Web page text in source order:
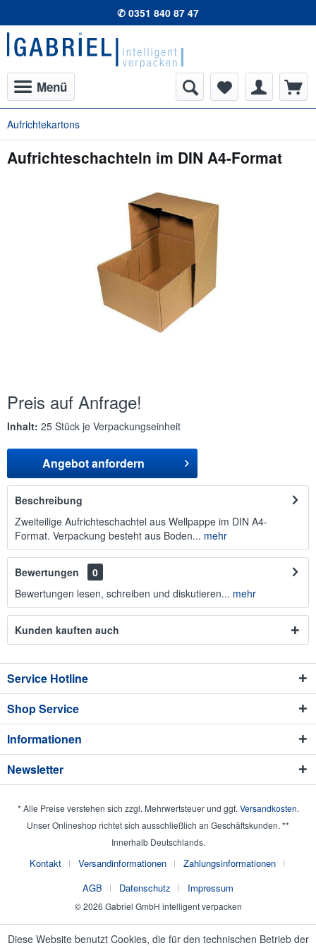
✆ 0351 840 87 47
Menü
Aufrichtekartons
Aufrichteschachteln im DIN A4-Format
Preis auf Anfrage!
Inhalt: 25 Stück je Verpackungseinheit
Angebot anfordern
Beschreibung
Zweiteilige Aufrichteschachtel aus Wellpappe im DIN A4-
Format. Verpackung besteht aus Boden... mehr
Bewertungen
0
Bewertungen lesen, schreiben und diskutieren... mehr
Kunden kauften auch
Service Hotline
Shop Service
Informationen
Newsletter
* Alle Preise verstehen sich zzgl. Mehrwertsteuer und ggf. Versandkosten.
Unser Onlineshop richtet sich ausschließlich an Geschäftskunden. **
Innerhalb Deutschlands.
Kontakt Versandinformationen
Zahlungsinformationen
AGB
Datenschutz Impressum
© 2026 Gabriel GmbH intelligent verpacken
Diese Website benutzt Cookies, die für den technischen Betrieb der